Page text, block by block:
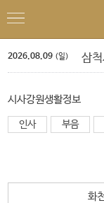
2026.08.09 (일)
정
강
시사강원생활정보
인사 부음
화